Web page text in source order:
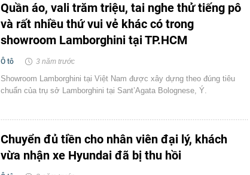
Quần áo, vali trăm triệu, tai nghe thử tiếng pô
và rất nhiều thứ vui vẻ khác có trong
showroom Lamborghini tại TP.HCM
Ô tô 3 năm trước
Showroom Lamborghini tại Việt Nam được xây dựng theo đúng tiêu
chuẩn của trụ sở Lamborghini tại Sant’Agata Bolognese, Ý.
Chuyển đủ tiền cho nhân viên đại lý, khách
vừa nhận xe Hyundai đã bị thu hồi